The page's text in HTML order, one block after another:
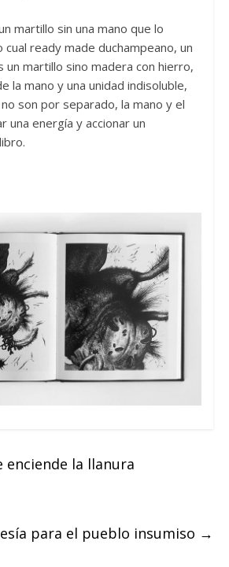
martillo sin una mano que lo
ready made duchampeano, un
martillo sino madera con hierro,
la mano y una unidad indisoluble,
son por separado, la mano y el
una energía y accionar un
enciende la llanura
para el pueblo insumiso →